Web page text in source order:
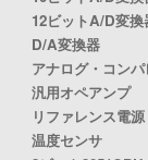
12ビットA/D変換
D/A変換器
アナログ・コン
汎用オペアンプ
リファレンス電源
温度センサ